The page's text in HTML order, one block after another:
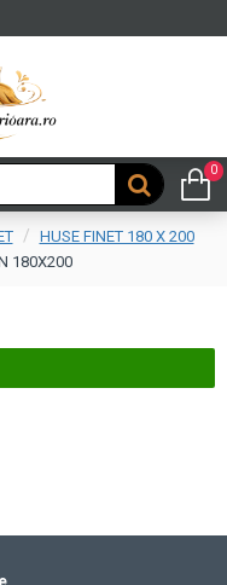
0
HUSE FINET 180 X 200
180X200